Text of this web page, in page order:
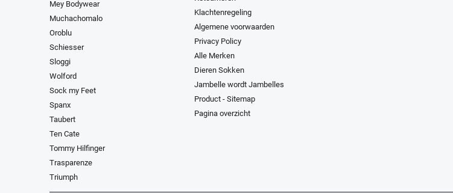
Mey Bodywear
Muchachomalo
Oroblu
Schiesser
Sloggi
Wolford
Sock my Feet
Spanx
Taubert
Ten Cate
Tommy Hilfinger
Trasparenze
Triumph
Klachtenregeling
Algemene voorwaarden
Privacy Policy
Alle Merken
Dieren Sokken
Jambelle wordt Jambelles
Product - Sitemap
Pagina overzicht